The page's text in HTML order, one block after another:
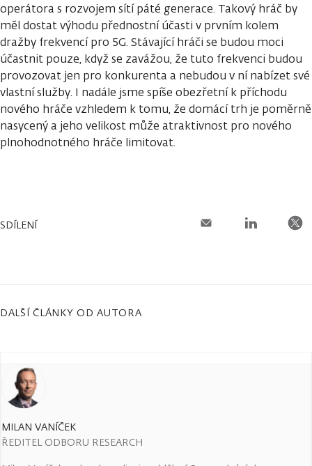
operátora s rozvojem sítí páté generace. Takový hráč by
měl dostat výhodu přednostní účasti v prvním kolem
dražby frekvencí pro 5G. Stávající hráči se budou moci
účastnit pouze, když se zavážou, že tuto frekvenci budou
provozovat jen pro konkurenta a nebudou v ní nabízet své
vlastní služby. I nadále jsme spíše obezřetní k příchodu
nového hráče vzhledem k tomu, že domácí trh je poměrně
nasycený a jeho velikost může atraktivnost pro nového
plnohodnotného hráče limitovat.
SDÍLENÍ
DALŠÍ ČLÁNKY OD AUTORA
MILAN VANÍČEK
ŘEDITEL ODBORU RESEARCH